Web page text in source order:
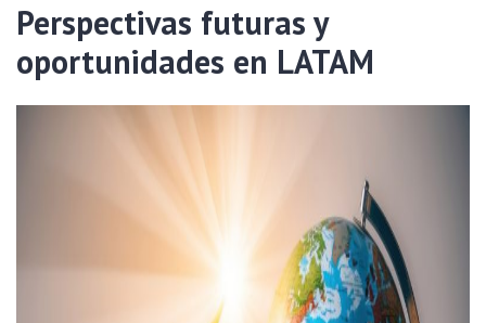
Perspectivas futuras y
oportunidades en LATAM